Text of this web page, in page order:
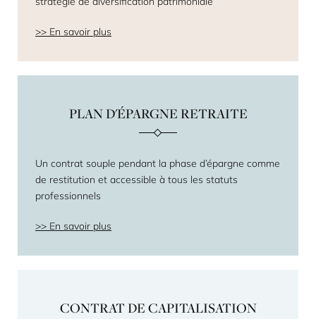
En savoir plus
PLAN D'ÉPARGNE RETRAITE
Un contrat souple pendant la phase d’épargne comme
de restitution et accessible à tous les statuts
professionnels
En savoir plus
CONTRAT DE CAPITALISATION